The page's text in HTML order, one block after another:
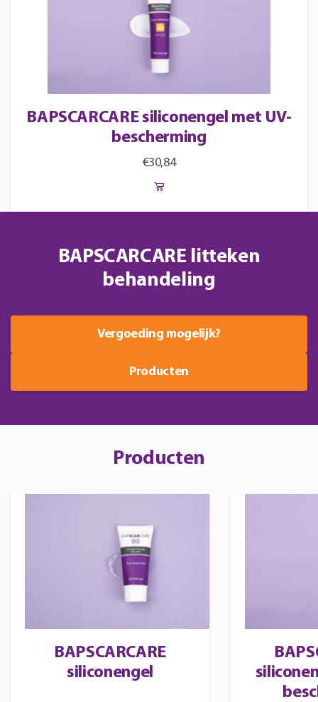
BAPSCARCARE siliconengel met UV-
bescherming
€30,84
BAPSCARCARE litteken
behandeling
Vergoeding mogelijk?
Producten
Producten
BAPSCARCARE
siliconengel